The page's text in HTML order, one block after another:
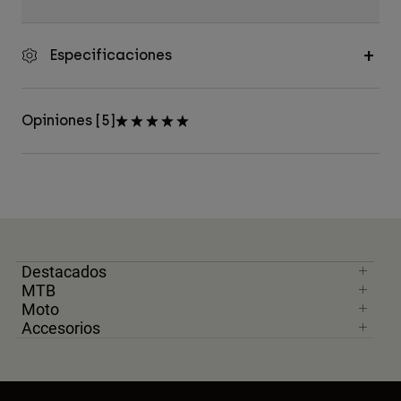
Especificaciones
Opiniones [5]
Destacados
MTB
Moto
Accesorios